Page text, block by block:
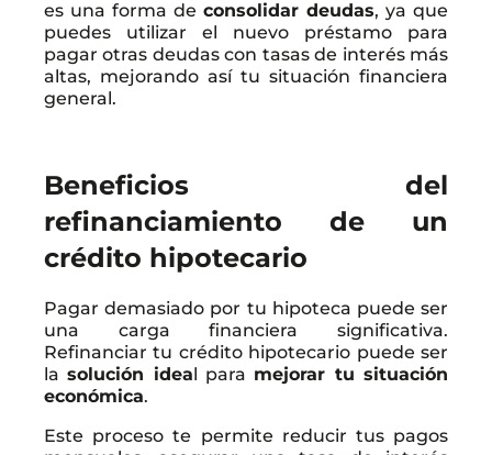
es una forma de consolidar deudas, ya que
puedes utilizar el nuevo préstamo para
pagar otras deudas con tasas de interés más
altas, mejorando así tu situación financiera
general.
Beneficios del
refinanciamiento de un
crédito hipotecario
Pagar demasiado por tu hipoteca puede ser
una carga financiera significativa.
Refinanciar tu crédito hipotecario puede ser
lasolución ideal para mejorar tu situación
económica.
Este proceso te permite reducir tus pagos